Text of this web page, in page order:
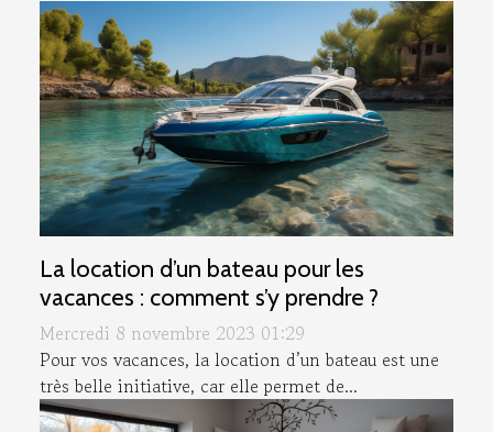
La location d’un bateau pour les
vacances : comment s’y prendre ?
Mercredi 8 novembre 2023 01:29
Pour vos vacances, la location d’un bateau est une
très belle initiative, car elle permet de...